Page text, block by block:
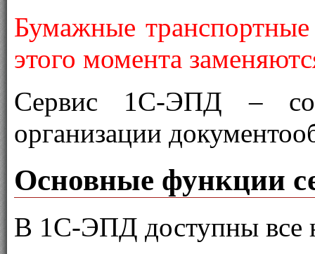
Бумажные
этого момента
Сервис 1С-ЭПД –
организации
Основные функции
В 1С-ЭПД доступны все